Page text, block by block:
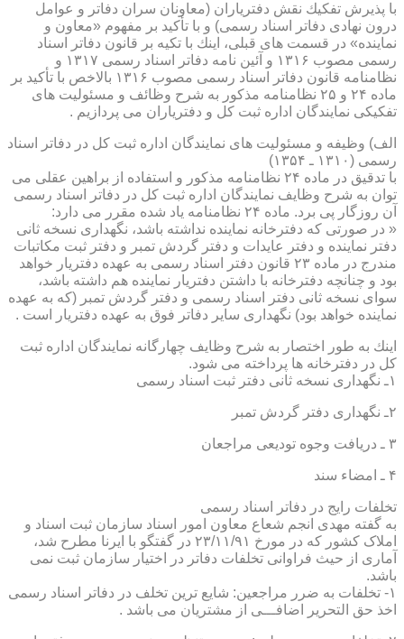
با پذیرش تفكیك نقش دفتریاران (معاونان سران دفاتر و عوامل
درون نهادی دفاتر اسناد رسمی) و با تأكید بر مفهوم «معاون و
نماینده» در قسمت های قبلی، اینك با تكیه بر قانون دفاتر اسناد
رسمی مصوب ۱۳۱۶ و آئین نامه دفاتر اسناد رسمی ۱۳۱۷ و
نظامنامه قانون دفاتر اسناد رسمی مصوب ۱۳۱۶ بالاخص با تأكید بر
ماده ۲۴ و ۲۵ نظامنامه مذكور به شرح وظائف و مسئولیت های
تفكیكی نمایندگان اداره ثبت كل و دفتریاران می پردازیم .
الف) وظیفه و مسئولیت های نمایندگان اداره ثبت كل در دفاتر اسناد
رسمی (۱۳۱۰ ـ ۱۳۵۴)
با تدقیق در ماده ۲۴ نظامنامه مذكور و استفاده از براهین عقلی می
توان به شرح وظایف نمایندگان اداره ثبت كل در دفاتر اسناد رسمی
آن روزگار پی برد. ماده ۲۴ نظامنامه یاد شده مقرر می دارد:
« در صورتی كه دفترخانه نماینده نداشته باشد، نگهداری نسخه ثانی
دفتر نماینده و دفتر عایدات و دفتر گردش تمبر و دفتر ثبت مكاتبات
مندرج در ماده ۲۳ قانون دفتر اسناد رسمی به عهده دفتریار خواهد
بود و چنانچه دفترخانه با داشتن دفتریار نماینده هم داشته باشد،
سوای نسخه ثانی دفتر اسناد رسمی و دفتر گردش تمبر (كه به عهده
نماینده خواهد بود) نگهداری سایر دفاتر فوق به عهده دفتریار است .
اینك به طور اختصار به شرح وظایف چهارگانه نمایندگان اداره ثبت
كل در دفترخانه ها پرداخته می شود.
۱ـ نگهداری نسخه ثانی دفتر ثبت اسناد رسمی
۲ـ نگهداری دفتر گردش تمبر
۳ ـ دریافت وجوه تودیعی مراجعان
۴ ـ امضاء سند
تخلفات رایج در دفاتر اسناد رسمی
به گفته مهدی انجم شعاع معاون امور اسناد سازمان ثبت اسناد و
املاک کشور که در مورخ ۲۳/۱۱/۹۱ در گفتگو با ایرنا مطرح شد،
آماری از حیث فراوانی تخلفات دفاتر در اختیار سازمان ثبت نمی
باشد.
۱- تخلفات به ضرر مراجعین: شایع ترین تخلف در دفاتر اسناد رسمی
اخذ حق التحریر اضافـــی از مشتریان می باشد .